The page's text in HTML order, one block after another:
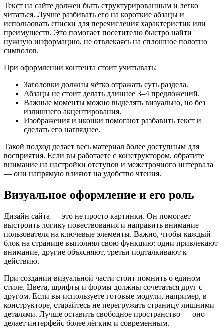
Текст на сайте должен быть структурированным и легко
читаться. Лучше разбивать его на короткие абзацы и
использовать списки для перечисления характеристик или
преимуществ. Это помогает посетителю быстро найти
нужную информацию, не отвлекаясь на сплошное полотно
символов.
При оформлении контента стоит учитывать:
Заголовки должны чётко отражать суть раздела.
Абзацы не стоит делать длиннее 3–4 предложений.
Важные моменты можно выделять визуально, но без
излишнего акцентирования.
Изображения и иконки помогают разбавить текст и
сделать его нагляднее.
Такой подход делает весь материал более доступным для
восприятия. Если вы работаете с конструктором, обратите
внимание на настройки отступов и межстрочного интервала
— они напрямую влияют на удобство чтения.
Визуальное оформление и его роль
Дизайн сайта — это не просто картинки. Он помогает
выстроить логику повествования и направить внимание
пользователя на ключевые элементы. Важно, чтобы каждый
блок на странице выполнял свою функцию: одни привлекают
внимание, другие объясняют, третьи подталкивают к
действию.
При создании визуальной части стоит помнить о едином
стиле. Цвета, шрифты и формы должны сочетаться друг с
другом. Если вы используете готовые модули, например, в
конструкторе, старайтесь не перегружать страницу лишними
деталями. Лучше оставить свободное пространство — оно
делает интерфейс более лёгким и современным.